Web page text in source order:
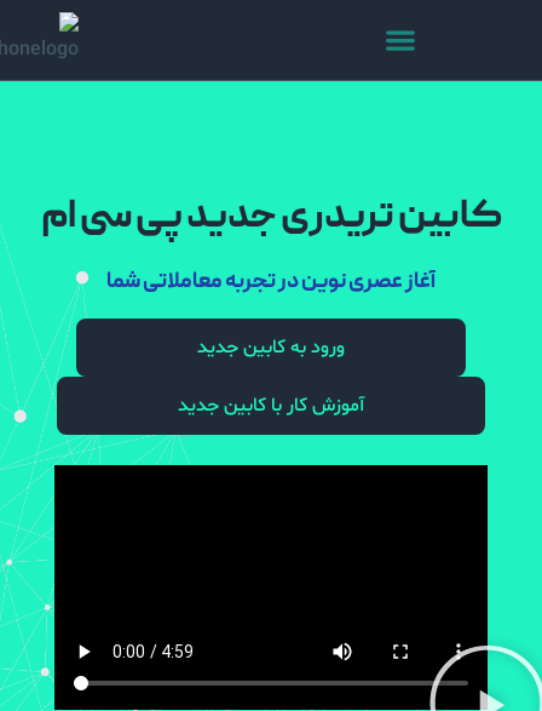
تریدری جدید پی سی ام
آغاز عصری نوین در تجربه معاملاتی شما
ورود به کابین جدید
آموزش کار با کابین جدید